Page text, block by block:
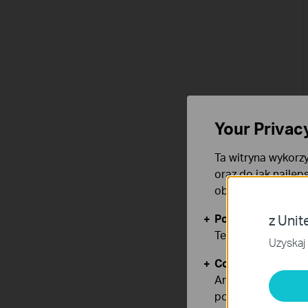
z
Your
Ta witryna
oraz do jak
obsługę plików
Podstawowe
Te pliki cookies
Cookies
Analiza - Te pliki
poprawę i